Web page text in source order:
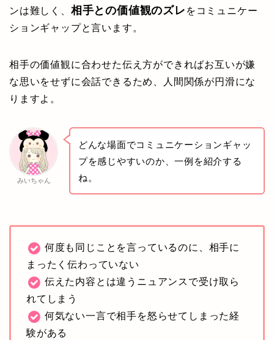
ンは難しく、 相手との価値観のズレ をコミュニケー
ションギャップと言います。
相手の価値観に合わせた伝え方ができればお互いが嫌
な思いをせずに会話できるため、人間関係が円滑にな
りますよ。
みいちゃん
どんな場面でコミュニケーションギャッ
プを感じやすいのか、一例を紹介する
ね。
何度も同じことを言っているのに、相手に
まったく伝わっていない
伝えた内容とは違うニュアンスで受け取ら
れてしまう
何気ない一言で相手を怒らせてしまった経
験がある